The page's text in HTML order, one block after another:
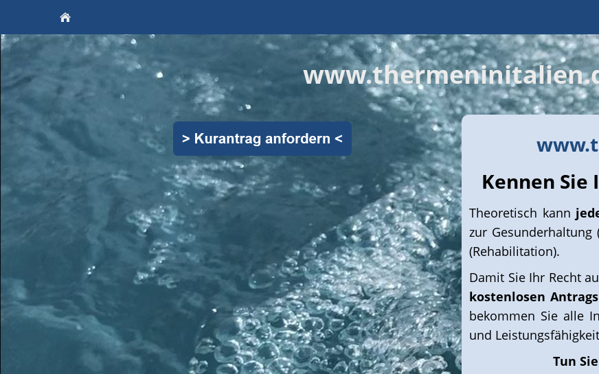
Kennen Sie
Theoretisch kann
zur Gesunderhaltung
(Rehabilitation).
Damit Sie Ihr Recht
kostenlosen
bekommen Sie alle
und
Tun